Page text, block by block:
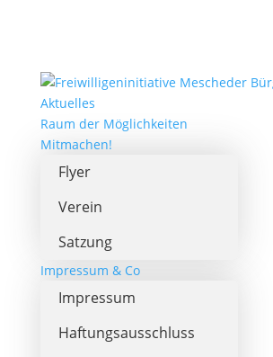
Aktuelles
Raum der Möglichkeiten
Mitmachen!
Flyer
Verein
Satzung
Impressum & Co
Impressum
Haftungsausschluss